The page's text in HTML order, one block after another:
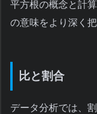
平方根の概念と計
の意味をより深く
比と割合
データ分析では、